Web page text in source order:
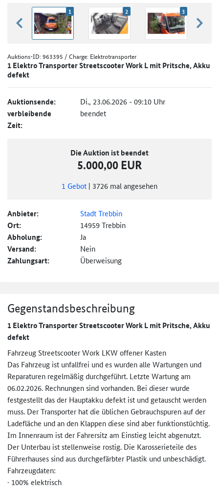
zurück blättern
1 2 3
Auktions-ID:963395 / Charge: Elektrotransporter
1 Elektro Transporter Streetscooter Work L mit Pritsche, Akku
defekt
Auktionsende: Di., 23.06.2026 - 09:10 Uhr
verbleibende
Zeit:
beendet
Die Auktion ist beendet
5.000,00 EUR
1 Gebot | 3726 mal angesehen
Anbieter: Stadt Trebbin
Ort: 14959 Trebbin
Abholung: Ja
Versand: Nein
Zahlungsart: Überweisung
Gegenstandsbeschreibung
1 Elektro Transporter Streetscooter Work L mit Pritsche, Akku
defekt
Fahrzeug Streetscooter Work LKW offener Kasten
Das Fahrzeug ist unfallfrei und es wurden alle Wartungen und
Reparaturen regelmäßig durchgeführt. Letzte Wartung am
06.02.2026. Rechnungen sind vorhanden. Bei dieser wurde
festgestellt das der Hauptakku defekt ist und getauscht werden
muss. Der Transporter hat die üblichen Gebrauchspuren auf der
Ladefläche und an den Klappen diese sind aber funktionstüchtig.
Im Innenraum ist der Fahrersitz am Einstieg leicht abgenutzt.
Der Unterbau ist stellenweise rostig. Die Karosserieteile des
Führerhauses sind aus durchgefärbter Plastik und unbeschädigt.
Fahrzeugdaten:
· 100% elektrisch